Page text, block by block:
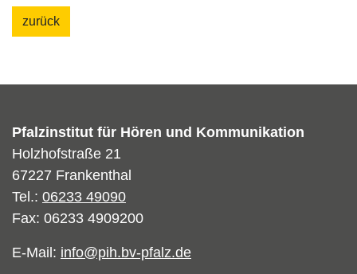
zurück
Pfalzinstitut für Hören und Kommunikation
Holzhofstraße 21
67227 Frankenthal
Tel.: 06233 49090
Fax: 06233 4909200
E-Mail: info@pih.bv-pfalz.de